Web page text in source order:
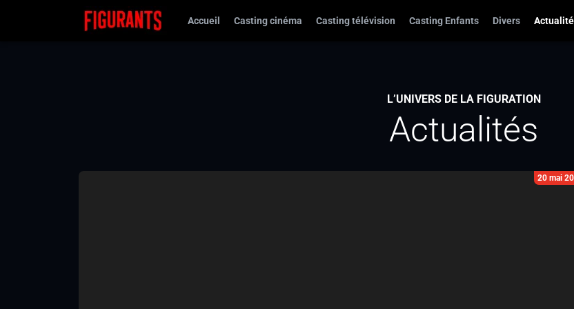
Accueil Casting cinéma Casting télévision Casting Enfants Divers
L’UNIVERS DE LA FIGURATION
Actualités
20 mai